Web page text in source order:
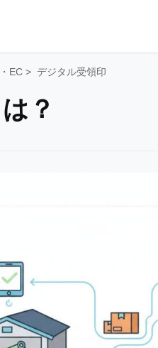
EC > デジタル受領印
？